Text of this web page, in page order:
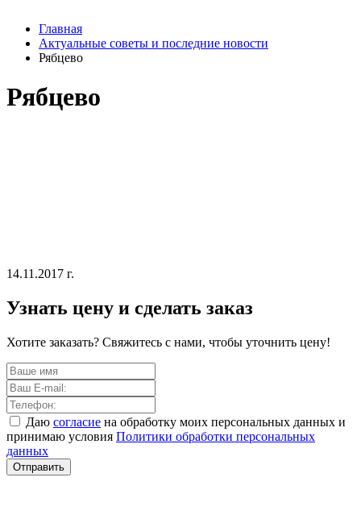
Главная
Актуальные советы и последние новости
Рябцево
Рябцево
14.11.2017 г.
Узнать цену и сделать заказ
Хотите заказать? Свяжитесь с нами, чтобы уточнить цену!
Даю согласие на обработку моих персональных данных и
принимаю условия Политики обработки персональных
данных
Отправить